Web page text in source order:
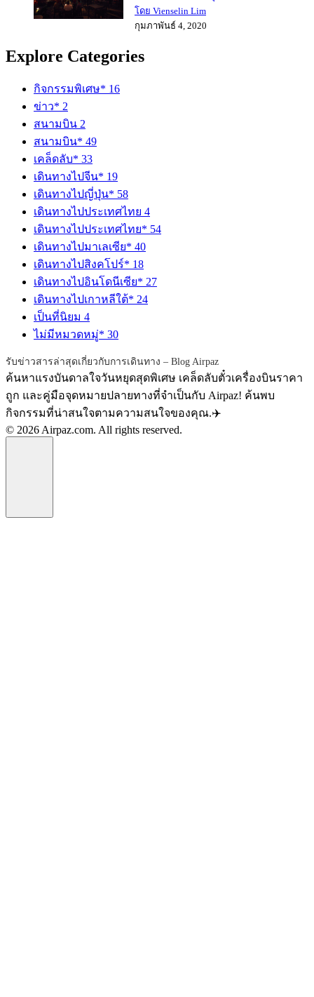
โดย Vienselin Lim
กุมภาพันธ์ 4, 2020
Explore Categories
กิจกรรมพิเศษ* 16
ข่าว* 2
สนามบิน 2
สนามบิน* 49
เคล็ดลับ* 33
เดินทางไปจีน* 19
เดินทางไปญี่ปุ่น* 58
เดินทางไปประเทศไทย 4
เดินทางไปประเทศไทย* 54
เดินทางไปมาเลเซีย* 40
เดินทางไปสิงคโปร์* 18
เดินทางไปอินโดนีเซีย* 27
เดินทางไปเกาหลีใต้* 24
เป็นที่นิยม 4
ไม่มีหมวดหมู่* 30
รับข่าวสารล่าสุดเกี่ยวกับการเดินทาง – Blog Airpaz
ค้นหาแรงบันดาลใจวันหยุดสุดพิเศษ เคล็ดลับตั๋วเครื่องบินราคา
ถูก และคู่มือจุดหมายปลายทางที่จำเป็นกับ Airpaz! ค้นพบ
กิจกรรมที่น่าสนใจตามความสนใจของคุณ.✈️
© 2026 Airpaz.com. All rights reserved.